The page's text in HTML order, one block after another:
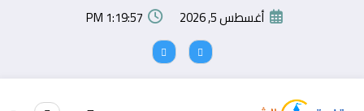
أغسطس 5, 2026 1:19:58 PM